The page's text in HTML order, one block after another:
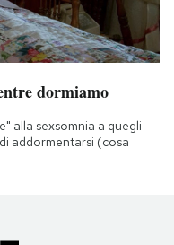
dormiamo
alla sexsomnia a quegli
addormentarsi (cosa